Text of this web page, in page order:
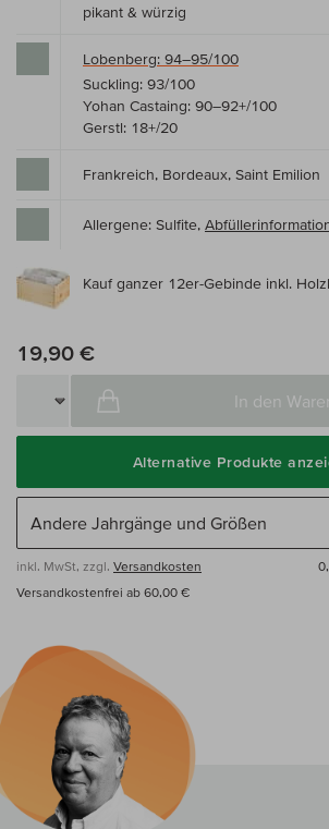
pikant & würzig
Lobenberg: 94–95/100
Suckling: 93/100
Yohan Castaing: 90–92+/100
Gerstl: 18+/20
Frankreich, Bordeaux, Saint Emilion
Allergene: Sulfite,
Kauf ganzer 12er-Gebinde inkl.
19,90 €
In den
Alternative Produkte
inkl. MwSt, zzgl. Versandkosten
Versandkostenfrei ab 60,00 €